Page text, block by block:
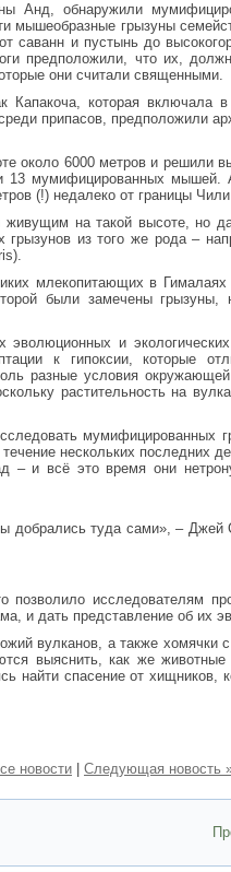
Анд, обнаружили
мышеобразные грызуны
и пустынь до
предположили, что их,
они считали священными.
Капакоча, которая включала
припасов, предположили
около 6000 метров и решили
13 мумифицированных мышей.
(!) недалеко от границы
на такой высоте, но
из того же рода –
млекопитающих в
были замечены грызуны,
и
к гипоксии, которые
разные условия
растительность на
мумифицированных
нескольких последних
– и всё это время они
добрались туда сами», –
исследователям
и дать представление об их
вулканов, а также хомячки
выяснить, как же животные
найти спасение от хищников,
новости Следующая новость